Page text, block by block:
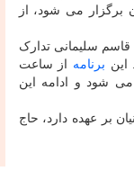
مصلای تهران برگزار می شود، از
سلیمانی تدارک
برنامه از ساعت
دو پخش می شود و ادامه این
بر عهده دارد، حاج